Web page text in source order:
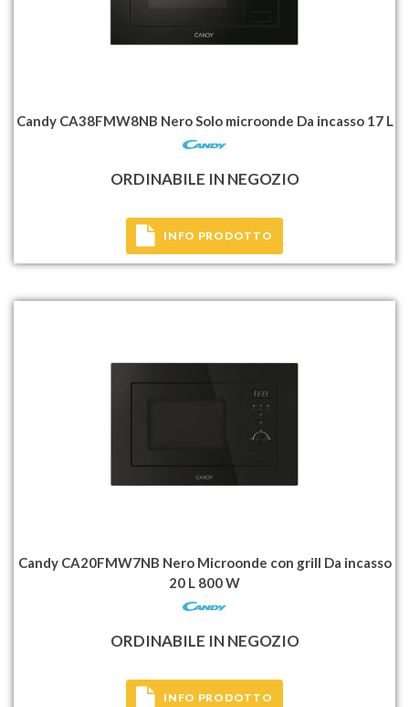
Candy CA38FMW8NB Nero Solo microonde Da incasso 17 L
ORDINABILE IN NEGOZIO
INFO PRODOTTO
Candy CA20FMW7NB Nero Microonde con grill Da incasso
20 L 800 W
ORDINABILE IN NEGOZIO
INFO PRODOTTO